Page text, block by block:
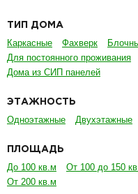
ТИП ДОМА
Каркасные Фахверк
Для постоянного проживания
Дома из СИП панелей
ЭТАЖНОСТЬ
Одноэтажные Двухэтажные
ПЛОЩАДЬ
До 100 кв.м От 100 до 150
От 200 кв.м